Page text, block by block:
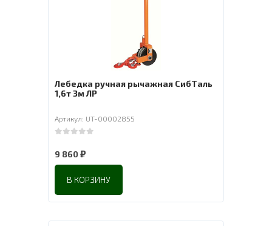
Лебедка ручная рычажная СибТаль
1,6т 3м ЛР
Артикул: UT-00002855
9 860₽
В КОРЗИНУ